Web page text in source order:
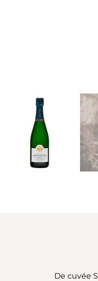
De cuvée